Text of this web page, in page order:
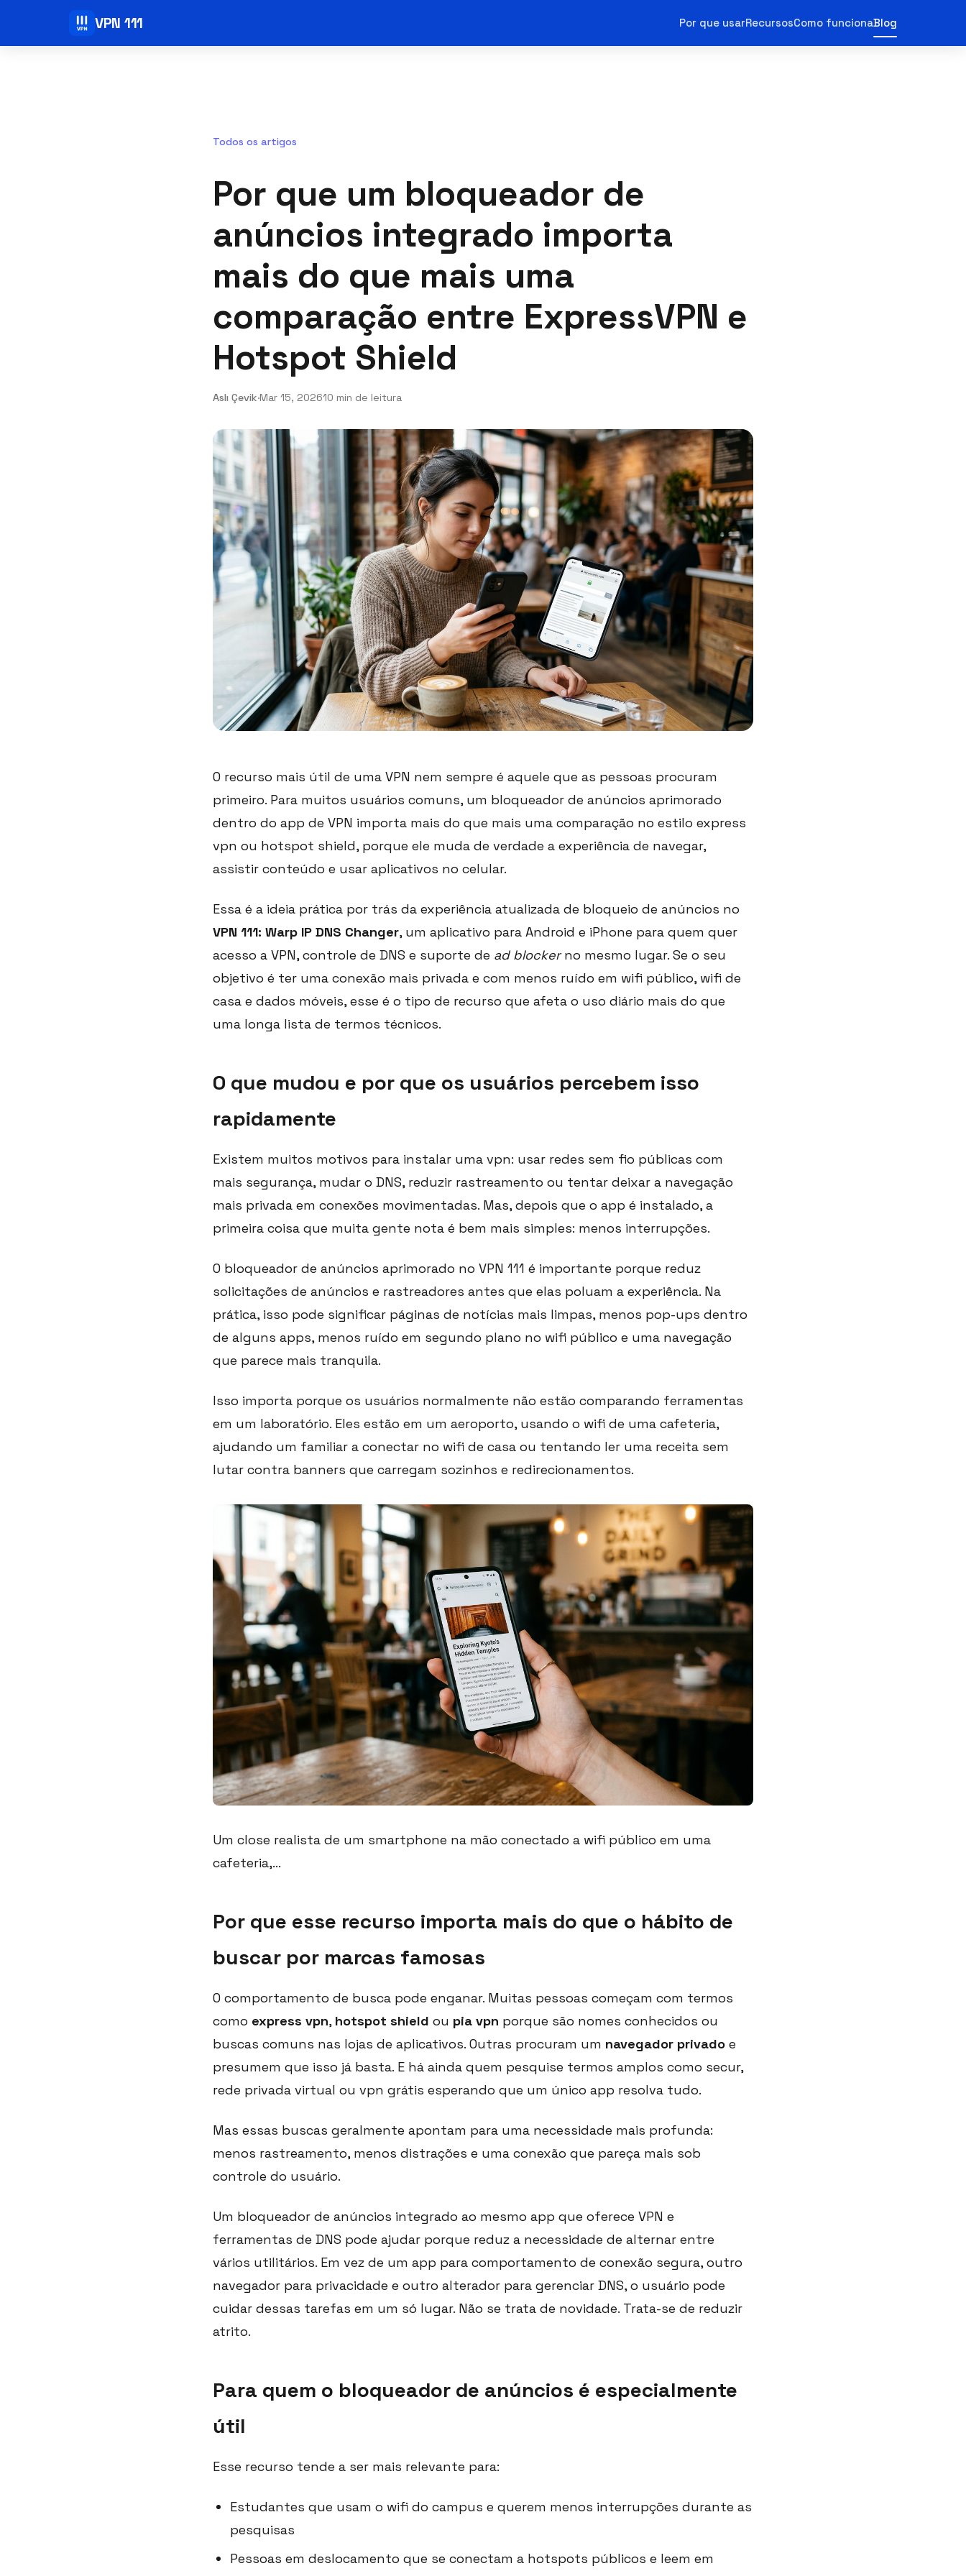
VPN 111 Por que usarRecursosComo funcionaBlog
Todos os artigos
Por que um bloqueador de
anúncios integrado importa
mais do que mais uma
comparação entre ExpressVPN e
Hotspot Shield
Aslı Çevik·Mar 15, 202610 min de leitura
O recurso mais útil de uma VPN nem sempre é aquele que as pessoas procuram
primeiro. Para muitos usuários comuns, um bloqueador de anúncios aprimorado
dentro do app de VPN importa mais do que mais uma comparação no estilo express
vpn ou hotspot shield, porque ele muda de verdade a experiência de navegar,
assistir conteúdo e usar aplicativos no celular.
Essa é a ideia prática por trás da experiência atualizada de bloqueio de anúncios no
VPN 111: Warp IP DNS Changer, um aplicativo para Android e iPhone para quem quer
acesso a VPN, controle de DNS e suporte de ad blockerno mesmo lugar. Se o seu
objetivo é ter uma conexão mais privada e com menos ruído em wifi público, wifi de
casa e dados móveis, esse é o tipo de recurso que afeta o uso diário mais do que
uma longa lista de termos técnicos.
O que mudou e por que os usuários percebem isso
rapidamente
Existem muitos motivos para instalar uma vpn: usar redes sem fio públicas com
mais segurança, mudar o DNS, reduzir rastreamento ou tentar deixar a navegação
mais privada em conexões movimentadas. Mas, depois que o app é instalado, a
primeira coisa que muita gente nota é bem mais simples: menos interrupções.
O bloqueador de anúncios aprimorado no VPN 111 é importante porque reduz
solicitações de anúncios e rastreadores antes que elas poluam a experiência. Na
prática, isso pode significar páginas de notícias mais limpas, menos pop-ups dentro
de alguns apps, menos ruído em segundo plano no wifi público e uma navegação
que parece mais tranquila.
Isso importa porque os usuários normalmente não estão comparando ferramentas
em um laboratório. Eles estão em um aeroporto, usando o wifi de uma cafeteria,
ajudando um familiar a conectar no wifi de casa ou tentando ler uma receita sem
lutar contra banners que carregam sozinhos e redirecionamentos.
Um close realista de um smartphone na mão conectado a wifi público em uma
cafeteria,...
Por que esse recurso importa mais do que o hábito de
buscar por marcas famosas
O comportamento de busca pode enganar. Muitas pessoas começam com termos
como express vpn, hotspot shield ou pia vpn porque são nomes conhecidos ou
buscas comuns nas lojas de aplicativos. Outras procuram um navegador privado e
presumem que isso já basta. E há ainda quem pesquise termos amplos como secur,
rede privada virtual ou vpn grátis esperando que um único app resolva tudo.
Mas essas buscas geralmente apontam para uma necessidade mais profunda:
menos rastreamento, menos distrações e uma conexão que pareça mais sob
controle do usuário.
Um bloqueador de anúncios integrado ao mesmo app que oferece VPN e
ferramentas de DNS pode ajudar porque reduz a necessidade de alternar entre
vários utilitários. Em vez de um app para comportamento de conexão segura, outro
navegador para privacidade e outro alterador para gerenciar DNS, o usuário pode
cuidar dessas tarefas em um só lugar. Não se trata de novidade. Trata-se de reduzir
atrito.
Para quem o bloqueador de anúncios é especialmente
útil
Esse recurso tende a ser mais relevante para:
Estudantes que usam o wifi do campus e querem menos interrupções durante as
pesquisas
Pessoas em deslocamento que se conectam a hotspots públicos e leem em